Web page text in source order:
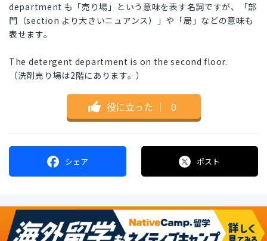
department も「売り場」という意味を表す名詞ですが、「部
門（section より大きいニュアンス）」や「局」などの意味も
表せます。
The detergent department is on the second floor.
（洗剤売り場は2階にあります。）
役に立った ｜ 0
シェア ポスト